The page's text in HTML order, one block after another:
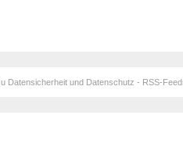
Datensicherheit und Datenschutz - RSS-